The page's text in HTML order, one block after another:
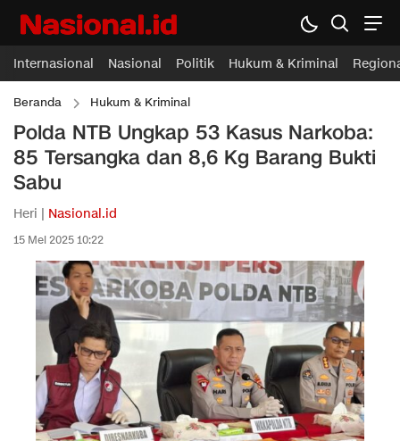
Internasional Nasional Politik Hukum & Kriminal
Beranda Hukum & Kriminal
Polda NTB Ungkap 53 Kasus Narkoba:
85 Tersangka dan 8,6 Kg Barang Bukti
Sabu
Heri | Nasional.id
15 Mei 2025 10:22